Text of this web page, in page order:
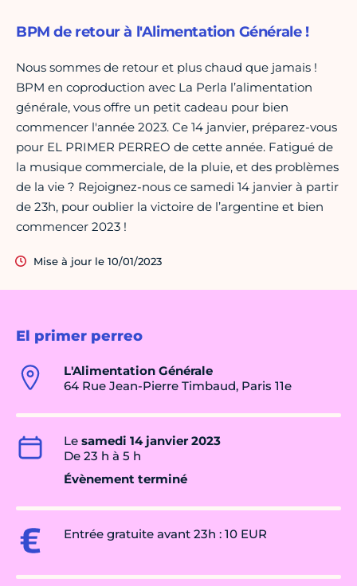
El primer perreo
L'Alimentation Générale
64 Rue Jean-Pierre Timbaud, Paris 11e
Le samedi 14 janvier 2023
De 23 h à 5 h
Évènement terminé
Entrée gratuite avant 23h : 10 EUR
BPM de retour à l'Alimentation Générale !
Nous sommes de retour et plus chaud que jamais !
BPM en coproduction avec La Perla l’alimentation
générale, vous offre un petit cadeau pour bien
commencer l'année 2023. Ce 14 janvier, préparez-vous
pour EL PRIMER PERREO de cette année. Fatigué de
la musique commerciale, de la pluie, et des problèmes
de la vie ? Rejoignez-nous ce samedi 14 janvier à partir
de 23h, pour oublier la victoire de l’argentine et bien
commencer 2023 !
Mise à jour le 10/01/2023